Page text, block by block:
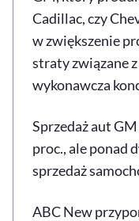
Cadillac, czy
w zwiększenie
straty związane z
wykonawcza
Sprzedaż aut
proc., ale ponad
sprzedaż
ABC New